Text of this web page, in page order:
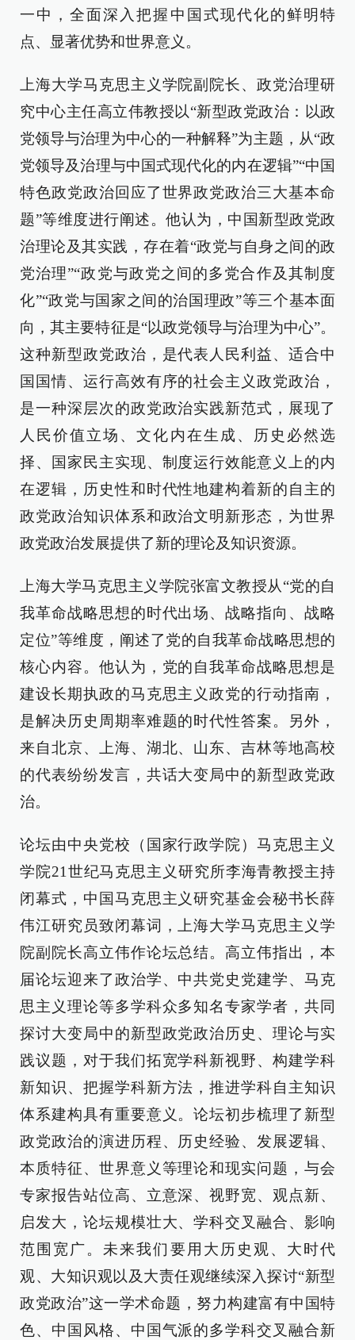
一中，全面深入把握中国式现代化的鲜明特
点、显著优势和世界意义。
上海大学马克思主义学院副院长、政党治理研
究中心主任高立伟教授以“新型政党政治：以政
党领导与治理为中心的一种解释”为主题，从“政
党领导及治理与中国式现代化的内在逻辑”“中国
特色政党政治回应了世界政党政治三大基本命
题”等维度进行阐述。他认为，中国新型政党政
治理论及其实践，存在着“政党与自身之间的政
党治理”“政党与政党之间的多党合作及其制度
化”“政党与国家之间的治国理政”等三个基本面
向，其主要特征是“以政党领导与治理为中心”。
这种新型政党政治，是代表人民利益、适合中
国国情、运行高效有序的社会主义政党政治，
是一种深层次的政党政治实践新范式，展现了
人民价值立场、文化内在生成、历史必然选
择、国家民主实现、制度运行效能意义上的内
在逻辑，历史性和时代性地建构着新的自主的
政党政治知识体系和政治文明新形态，为世界
政党政治发展提供了新的理论及知识资源。
上海大学马克思主义学院张富文教授从“党的自
我革命战略思想的时代出场、战略指向、战略
定位”等维度，阐述了党的自我革命战略思想的
核心内容。他认为，党的自我革命战略思想是
建设长期执政的马克思主义政党的行动指南，
是解决历史周期率难题的时代性答案。另外，
来自北京、上海、湖北、山东、吉林等地高校
的代表纷纷发言，共话大变局中的新型政党政
治。
论坛由中央党校（国家行政学院）马克思主义
学院21世纪马克思主义研究所李海青教授主持
闭幕式，中国马克思主义研究基金会秘书长薛
伟江研究员致闭幕词，上海大学马克思主义学
院副院长高立伟作论坛总结。高立伟指出，本
届论坛迎来了政治学、中共党史党建学、马克
思主义理论等多学科众多知名专家学者，共同
探讨大变局中的新型政党政治历史、理论与实
践议题，对于我们拓宽学科新视野、构建学科
新知识、把握学科新方法，推进学科自主知识
体系建构具有重要意义。论坛初步梳理了新型
政党政治的演进历程、历史经验、发展逻辑、
本质特征、世界意义等理论和现实问题，与会
专家报告站位高、立意深、视野宽、观点新、
启发大，论坛规模壮大、学科交叉融合、影响
范围宽广。未来我们要用大历史观、大时代
观、大知识观以及大责任观继续深入探讨“新型
政党政治”这一学术命题，努力构建富有中国特
色、中国风格、中国气派的多学科交叉融合新